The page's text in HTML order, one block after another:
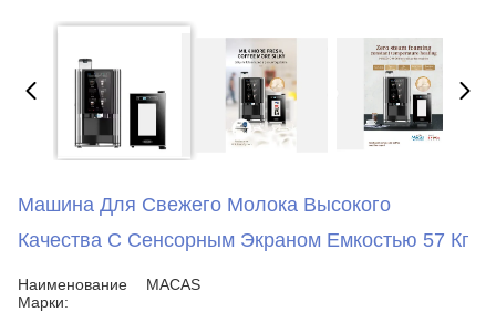
Машина Для Свежего Молока Высокого
Качества С Сенсорным Экраном Емкостью 57 Кг
Наименование
Марки:
MACAS